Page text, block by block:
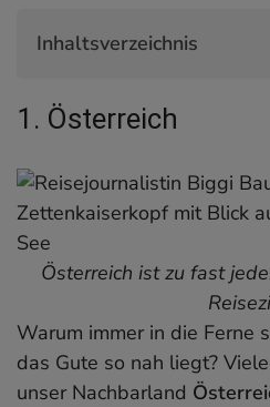
Inhaltsverzeichnis
2. Dänemark
4. Sardinien
5. Ägypten
6. Normandie
7. New York
9. Kroatien
Wann wohin verreisen
Noch mehr Inspirationen
1. Österreich
Österreich ist zu fast
Warum immer in die Ferne
das Gute so nah liegt?
unser Nachbarland